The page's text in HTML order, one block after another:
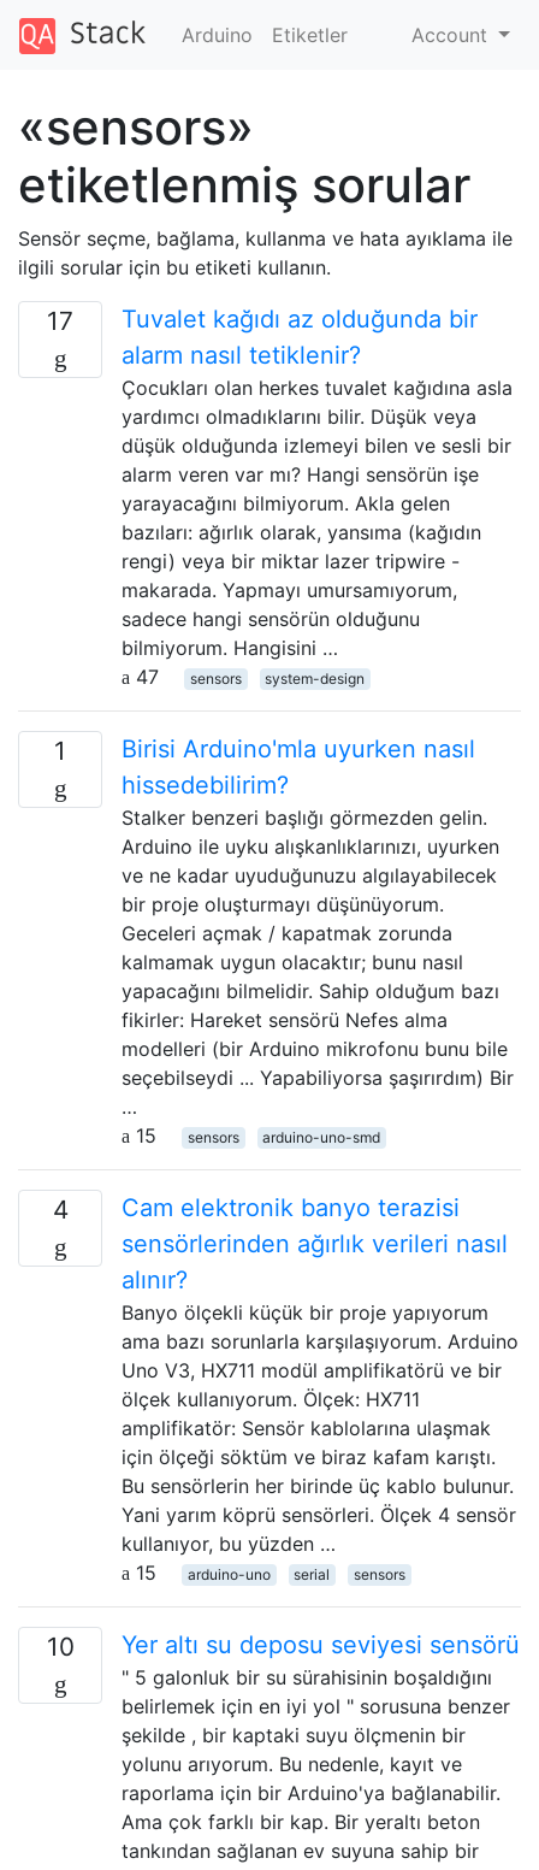
Arduino Etiketler Account
«sensors»
etiketlenmiş sorular
Sensör seçme, bağlama, kullanma ve hata ayıklama ile
ilgili sorular için bu etiketi kullanın.
17
Tuvalet kağıdı az olduğunda bir
alarm nasıl tetiklenir?
Çocukları olan herkes tuvalet kağıdına asla
yardımcı olmadıklarını bilir. Düşük veya
düşük olduğunda izlemeyi bilen ve sesli bir
alarm veren var mı? Hangi sensörün işe
yarayacağını bilmiyorum. Akla gelen
bazıları: ağırlık olarak, yansıma (kağıdın
rengi) veya bir miktar lazer tripwire -
makarada. Yapmayı umursamıyorum,
sadece hangi sensörün olduğunu
bilmiyorum. Hangisini …
47
sensors system-design
1
Birisi Arduino'mla uyurken nasıl
hissedebilirim?
Stalker benzeri başlığı görmezden gelin.
Arduino ile uyku alışkanlıklarınızı, uyurken
ve ne kadar uyuduğunuzu algılayabilecek
bir proje oluşturmayı düşünüyorum.
Geceleri açmak / kapatmak zorunda
kalmamak uygun olacaktır; bunu nasıl
yapacağını bilmelidir. Sahip olduğum bazı
fikirler: Hareket sensörü Nefes alma
modelleri (bir Arduino mikrofonu bunu bile
seçebilseydi ... Yapabiliyorsa şaşırırdım) Bir
…
15
sensors arduino-uno-smd
4
Cam elektronik banyo terazisi
sensörlerinden ağırlık verileri nasıl
alınır?
Banyo ölçekli küçük bir proje yapıyorum
ama bazı sorunlarla karşılaşıyorum. Arduino
Uno V3, HX711 modül amplifikatörü ve bir
ölçek kullanıyorum. Ölçek: HX711
amplifikatör: Sensör kablolarına ulaşmak
için ölçeği söktüm ve biraz kafam karıştı.
Bu sensörlerin her birinde üç kablo bulunur.
Yani yarım köprü sensörleri. Ölçek 4 sensör
kullanıyor, bu yüzden …
15
arduino-uno serial sensors
10 Yer altı su deposu seviyesi sensörü
" 5 galonluk bir su sürahisinin boşaldığını
belirlemek için en iyi yol " sorusuna benzer
şekilde , bir kaptaki suyu ölçmenin bir
yolunu arıyorum. Bu nedenle, kayıt ve
raporlama için bir Arduino'ya bağlanabilir.
Ama çok farklı bir kap. Bir yeraltı beton
tankından sağlanan ev suyuna sahip bir